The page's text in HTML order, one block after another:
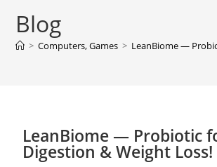
Blog
> Computers, Games > LeanBiome —
LeanBiome — Probiotic
Digestion & Weight Loss!